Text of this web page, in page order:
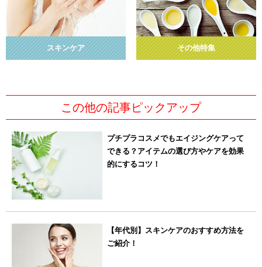
スキンケア その他特集
この他の記事ピックアップ
プチプラコスメでもエイジングケアって
できる？アイテムの選び方やケアを効果
的にするコツ！
【年代別】スキンケアのおすすめ方法を
ご紹介！